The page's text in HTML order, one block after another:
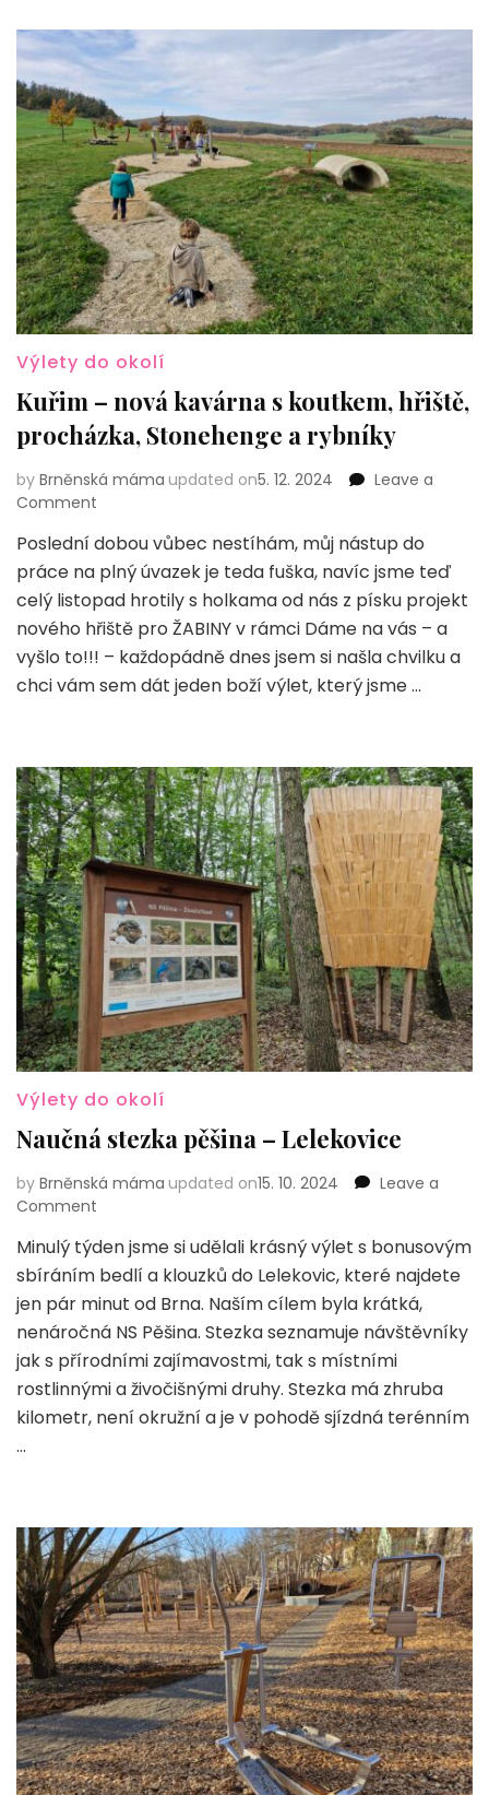
Výlety do okolí
Kuřim – nová kavárna s koutkem, hřiště,
procházka, Stonehenge a rybníky
by Brněnská máma updated on5. 12. 2024
Leave a
Comment
–
nová
kavárna
koutkem,
hřiště,
procházka,
Poslední dobou vůbec nestíhám, můj nástup do
práce na plný úvazek je teda fuška, navíc jsme teď
celý listopad hrotily s holkama od nás z písku projekt
nového hřiště pro ŽABINY v rámci Dáme na vás – a
vyšlo to!!! – každopádně dnes jsem si našla chvilku a
chci vám sem dát jeden boží výlet, který jsme …
Výlety do okolí
Naučná stezka pěšina – Lelekovice
by Brněnská máma updated on15. 10. 2024
Leave a
Comment
stezka
pěšina
–
Lelekovice
Minulý týden jsme si udělali krásný výlet s bonusovým
sbíráním bedlí a klouzků do Lelekovic, které najdete
jen pár minut od Brna. Naším cílem byla krátká,
nenáročná NS Pěšina. Stezka seznamuje návštěvníky
jak s přírodními zajímavostmi, tak s místními
rostlinnými a živočišnými druhy. Stezka má zhruba
kilometr, není okružní a je v pohodě sjízdná terénním
…